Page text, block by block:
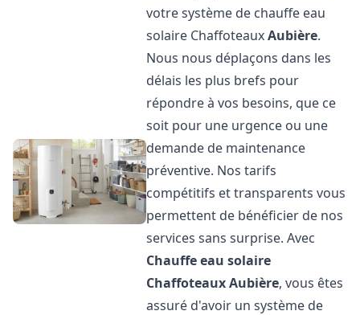
votre système de chauffe eau
solaire ChaffoteauxAubière.
Nous nous déplaçons dans les
délais les plus brefs pour
répondre à vos besoins, que ce
soit pour une urgence ou une
demande de maintenance
préventive. Nos tarifs
compétitifs et transparents vous
permettent de bénéficier de nos
services sans surprise. Avec
Chauffe eau solaire
ChaffoteauxAubière, vous êtes
assuré d'avoir un système de